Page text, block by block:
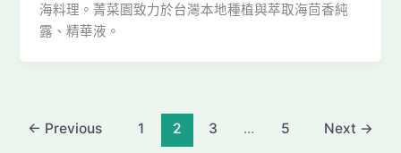
海料理。菁菜園致力於台灣本地種植與萃取海茴香純
露、精華液。
← Previous 1 2 3 ... 5 Next →